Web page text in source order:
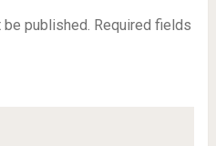
published. Required fields